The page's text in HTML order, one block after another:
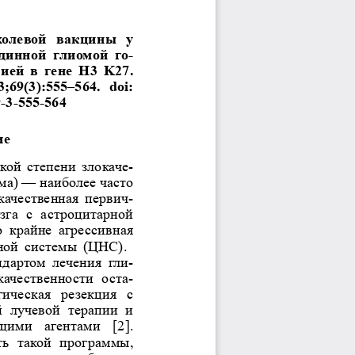
вакцины  у
глиомой  го-
в  гене  H3  K27.
doi:
3-555-564
степени злокаче-
— наиболее часто
первич-
с  астроцитарной
агрессивная
системы (ЦНС).
лечения  гли-
оста-
резекция  с
лучевой  терапии  и
агентами  [2].
такой  программы,